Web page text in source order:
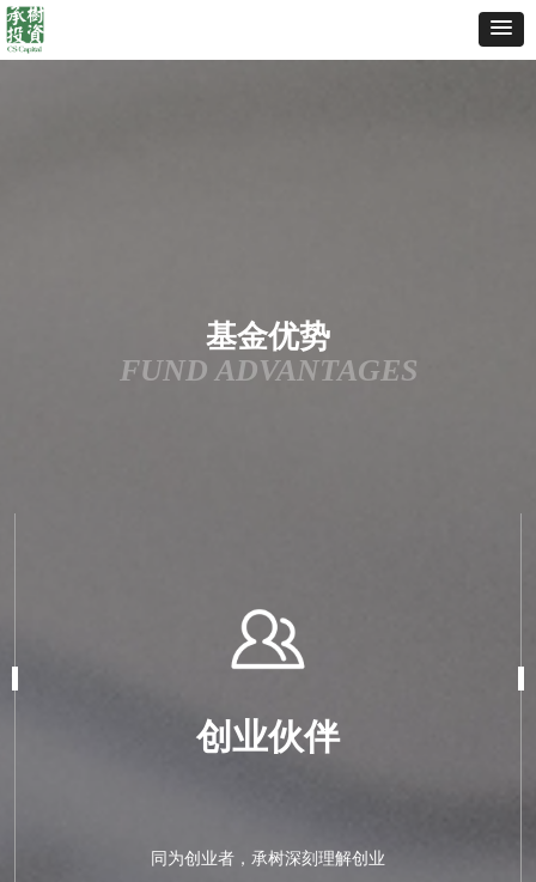
创业伙伴
同为创业者，承树深刻理解创业
基金优势
FUND ADVANTAGES